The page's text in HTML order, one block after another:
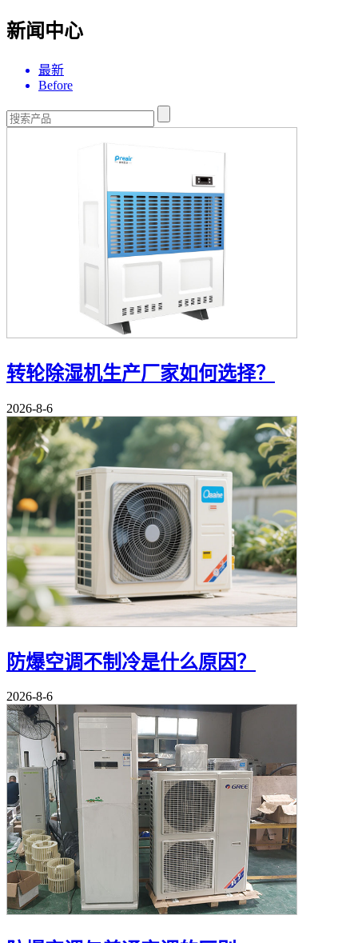
新闻中心
最新
Before
转轮除湿机生产厂家如何选择？
2026-8-6
防爆空调不制冷是什么原因？
2026-8-6